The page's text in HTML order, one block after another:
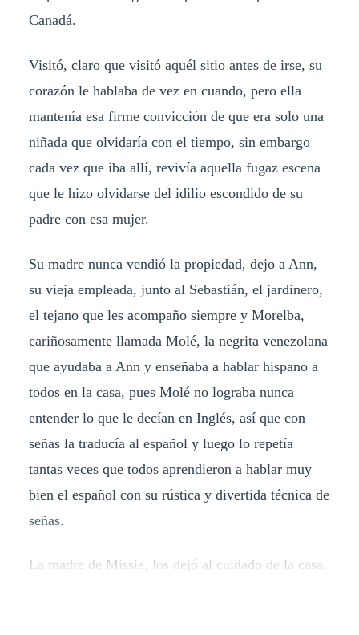
Canadá.
Visitó, claro que visitó aquél sitio antes de irse, su
corazón le hablaba de vez en cuando, pero ella
mantenía esa firme convicción de que era solo una
niñada que olvidaría con el tiempo, sin embargo
cada vez que iba allí, revivía aquella fugaz escena
que le hizo olvidarse del idilio escondido de su
padre con esa mujer.
Su madre nunca vendió la propiedad, dejo a Ann,
su vieja empleada, junto al Sebastián, el jardinero,
el tejano que les acompaño siempre y Morelba,
cariñosamente llamada Molé, la negrita venezolana
que ayudaba a Ann y enseñaba a hablar hispano a
todos en la casa, pues Molé no lograba nunca
entender lo que le decían en Inglés, así que con
señas la traducía al español y luego lo repetía
tantas veces que todos aprendieron a hablar muy
bien el español con su rústica y divertida técnica de
señas.
La madre de Missie, los dejó al cuidado de la casa.